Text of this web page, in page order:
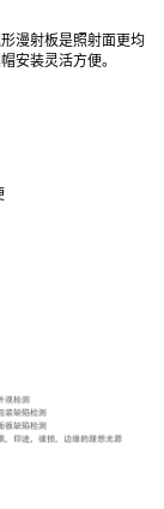
漫射板是照射面更均
安装灵活方便。